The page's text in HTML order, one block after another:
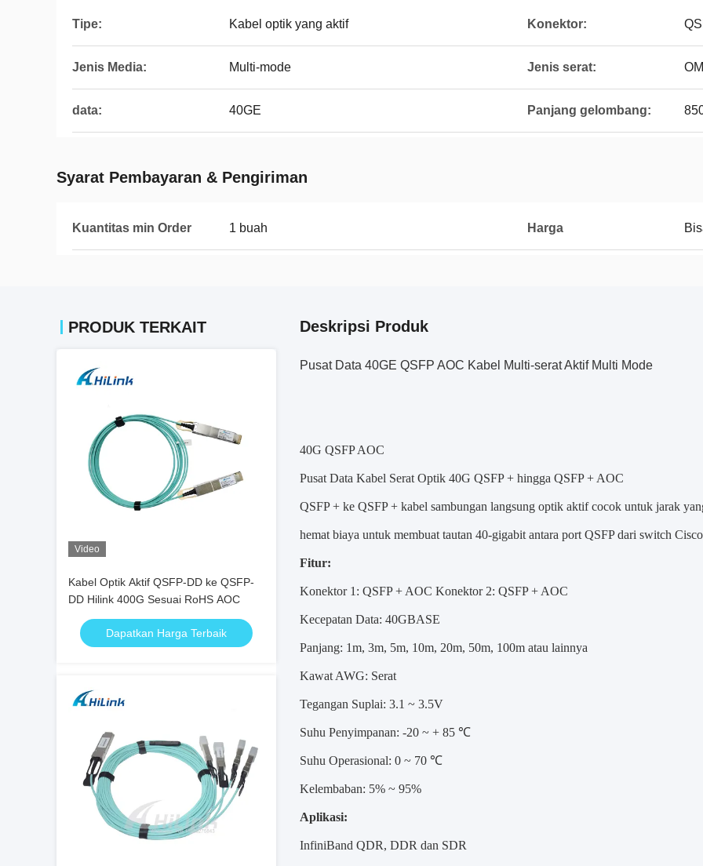
Tipe: Kabel optik yang aktif Konektor:
Jenis Media: Multi-mode Jenis serat:
data: 40GE Panjang gelombang:
Syarat Pembayaran & Pengiriman
Kuantitas min Order 1 buah Harga
PRODUK TERKAIT
Video
Kabel Optik Aktif QSFP-DD ke QSFP-
DD Hilink 400G Sesuai RoHS AOC
Dapatkan Harga Terbaik
Deskripsi Produk
Pusat Data 40GE QSFP AOC Kabel Multi-serat Aktif Multi Mode
40G QSFP AOC
Pusat Data Kabel Serat Optik 40G QSFP + hingga QSFP + AOC
QSFP + ke QSFP + kabel sambungan langsung optik aktif cocok untuk jarak
hemat biaya untuk membuat tautan 40-gigabit antara port QSFP dari switch
Fitur:
Konektor 1: QSFP + AOC Konektor 2: QSFP + AOC
Kecepatan Data: 40GBASE
Panjang: 1m, 3m, 5m, 10m, 20m, 50m, 100m atau lainnya
Kawat AWG: Serat
Tegangan Suplai: 3.1 ~ 3.5V
Suhu Penyimpanan: -20 ~ + 85 ℃
Suhu Operasional: 0 ~ 70 ℃
Kelembaban: 5% ~ 95%
Aplikasi:
InfiniBand QDR, DDR dan SDR